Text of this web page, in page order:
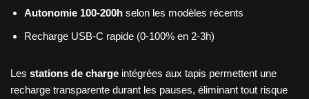
Autonomie 100-200h selon les modèles récents
Recharge USB-C rapide (0-100% en 2-3h)
Les stations de charge intégrées aux tapis permettent une
recharge transparente durant les pauses, éliminant tout risque